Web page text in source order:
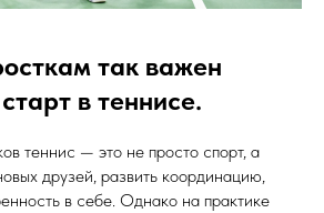
так важен
в теннисе.
теннис — это не просто спорт, а
друзей, развить координацию,
в себе. Однако на практике